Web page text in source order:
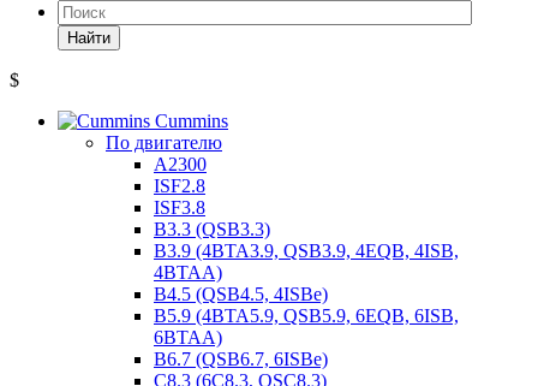
Найти
$
Cummins
По двигателю
A2300
ISF2.8
ISF3.8
B3.3 (QSB3.3)
B3.9 (4BTA3.9, QSB3.9, 4EQB, 4ISB,
4BTAA)
B4.5 (QSB4.5, 4ISBe)
B5.9 (4BTA5.9, QSB5.9, 6EQB, 6ISB,
6BTAA)
B6.7 (QSB6.7, 6ISBe)
C8.3 (6C8.3, QSC8.3)